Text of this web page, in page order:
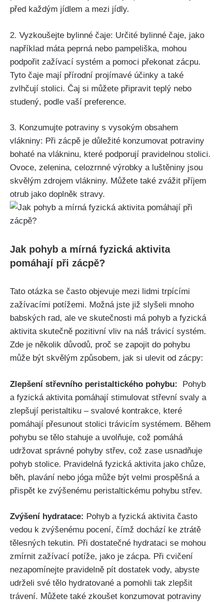
před každým ⁣jídlem‍ a ‌mezi jídly.
2. Vyzkoušejte bylinné čaje: Určité bylinné čaje, jako
‍například máta peprná nebo pampeliška, mohou⁤
podpořit zažívací systém a ⁢pomoci překonat zácpu.
⁣Tyto čaje mají přírodní projímavé účinky a také
zvlhčují stolici. Čaj si můžete připravit teplý nebo
studený, podle vaší preference.
3. Konzumujte potraviny s vysokým obsahem
vlákniny: ⁢Při⁤ zácpě je důležité ⁤konzumovat potraviny
bohaté na vlákninu, které‍ podporují pravidelnou‍ stolici.
Ovoce, zelenina,⁣ celozrnné výrobky‍ a​ luštěniny jsou
skvělým zdrojem vlákniny. Můžete také zvážit příjem
⁣otrub jako ‌doplněk stravy.
Jak pohyb a mírná fyzická aktivita
pomáhají při zácpě?
Tato​ otázka se často objevuje mezi lidmi trpícími
‍zažívacími potížemi.‍ Možná jste již slyšeli⁣ mnoho
babských rad, ‌ale ve ⁣skutečnosti má ⁣pohyb‌ a fyzická
aktivita skutečně ‍pozitivní ‍vliv na⁢ náš trávicí systém.‌
Zde je několik důvodů, proč se zapojit⁤ do ‍pohybu
může být skvělým způsobem, jak si ulevit od zácpy:
Zlepšení střevního peristaltického pohybu:
‌ Pohyb
a ‌fyzická aktivita ​pomáhají ⁣stimulovat střevní svaly a
zlepšují peristaltiku – svalové kontrakce, které
pomáhají⁤ přesunout ​stolici trávicím​ systémem. Během
pohybu se ⁢tělo stahuje‍ a uvolňuje, což pomáhá
udržovat správné ‍pohyby střev, což​ zase⁢ usnadňuje
‍pohyb stolice.⁣ Pravidelná fyzická aktivita jako chůze,
běh, plavání nebo jóga může být velmi prospěšná a
⁣přispět ke⁤ zvýšenému peristaltickému⁣ pohybu střev.
Zvýšení hydratace: Pohyb a fyzická aktivita často
vedou k​ zvýšenému pocení, čímž dochází ke ztrátě
tělesných tekutin.‌ Při dostatečné hydrataci se mohou
zmírnit zažívací potíže, jako je zácpa.⁤ Při cvičení
nezapomínejte pravidelně⁤ pít dostatek vody, abyste
udrželi své tělo hydratované a​ pomohli tak zlepšit
trávení. Můžete také zkoušet konzumovat potraviny